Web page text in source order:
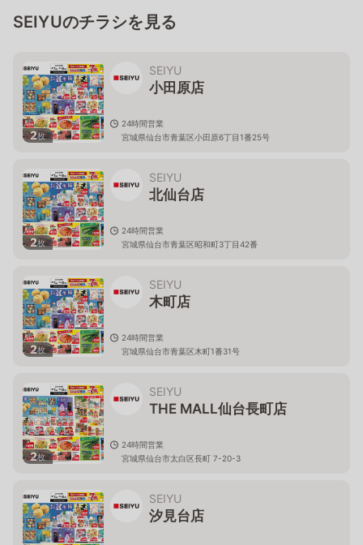
SEIYUのチラシを見る
2枚
SEIYU
小田原店
24時間営業
宮城県仙台市青葉区小田原6丁目1番25号
2枚
SEIYU
北仙台店
24時間営業
宮城県仙台市青葉区昭和町3丁目42番
2枚
SEIYU
木町店
24時間営業
宮城県仙台市青葉区木町1番31号
2枚
SEIYU
THE MALL仙台長町店
24時間営業
宮城県仙台市太白区長町 7-20-3
SEIYU
汐見台店